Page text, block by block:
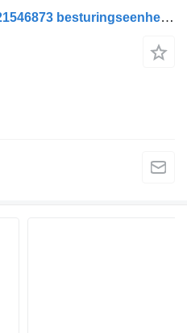
Volvo RCIOM control unit 21546873 besturingseenheid voor Volvo vrachtwagen